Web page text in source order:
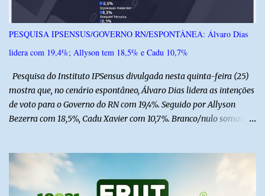
PESQUISA IPSENSUS/GOVERNO RN/ESPONTÂNEA: Álvaro Dias
lidera com 19,4%; Allyson tem 18,5% e Cadu 10,7%
Pesquisa do Instituto IPSensus divulgada nesta quinta-feira (25)
mostra que, no cenário espontâneo, Álvaro Dias lidera as intenções
de voto para o Governo do RN com 19,4%. Seguido por Allyson
Bezerra com 18,5%, Cadu Xavier com 10,7%. Branco/nulo somaram
do Norte entre os dias 18 e 22 de junho de 2026. O levantamento
possui margem de erro de 2,5 pontos percentuais e nível de
confiança de 95%. Registro no TSE: RN-09520/2026